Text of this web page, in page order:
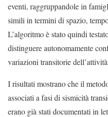
eventi, raggruppandole in
simili in termini di spazio,
L’algoritmo è stato quindi
distinguere autonomamente
variazioni transitorie
I risultati mostrano che il
associati a fasi di sismicità
erano già stati documentati in